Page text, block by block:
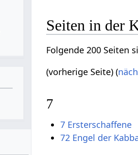
Seiten in der
Folgende 200 Seiten
(vorherige Seite) (
7
7 Ersterschaffene
72 Engel der